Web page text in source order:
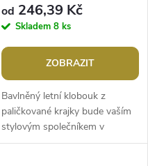
od 246,39 Kč
Skladem 8 ks
ZOBRAZIT
Bavlněný letní klobouk z
paličkované krajky bude vaším
stylovým společníkem v
parném létě nebo na dovolené.